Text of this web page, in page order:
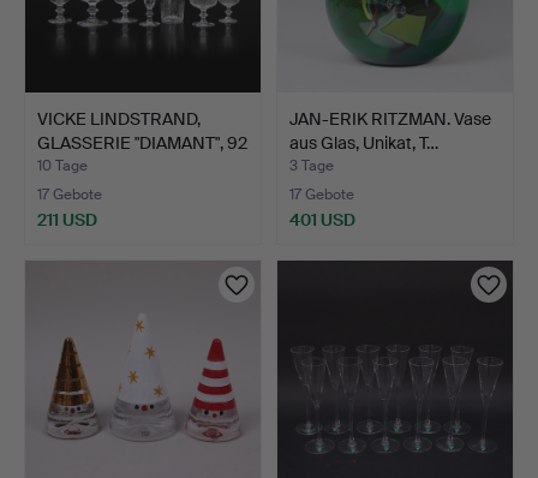
VICKE LINDSTRAND,
GLASSERIE "DIAMANT", 92
…
10 Tage
17 Gebote
211 USD
JAN-ERIK RITZMAN. Vase
aus Glas, Unikat, T…
3 Tage
17 Gebote
401 USD